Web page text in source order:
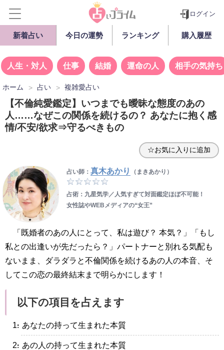
ログイン
新着占い 今日の運勢 ランキング 購入履歴
人生・対人 仕事 結婚 運命の人 相手の気持ち
ホーム 占い 複雑愛占い
【不倫純愛鑑定】いつまでも曖昧な態度のあの
人……なぜこの関係を続けるの？ あなたに抱く感
情/不安/欲求⇒守るべきもの
☆お気に入りに追加
占い師： 真木あかり （まきあかり）
占術：九星気学／人気すぎて対面鑑定ほぼ不可能！
女性誌やWEBメディアの“女王”
「既婚者のあの人にとって、私は遊び？ 本気？」「もし
私との出逢いが先だったら？」パートナーと別れる気配も
ないまま、ダラダラと不倫関係を続けるあの人の本音、そ
してこの恋の最終結末まで明らかにします！
以下の項目を占えます
・あなたの持って生まれた本質
・あの人の持って生まれた本質